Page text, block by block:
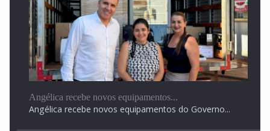
Angélica recebe novos equipamentos...
Angélica recebe novos equipamentos do Governo...